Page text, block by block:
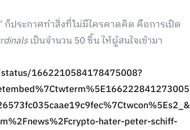
ก็ประกาศทำสิ่งที่ไม่มีใครคาดคิด คือการเปิด
เป็นจำนวน 50 ชิ้น ให้ผู้สนใจเข้ามา
1662210584178475008?
hater-peter-schiff-